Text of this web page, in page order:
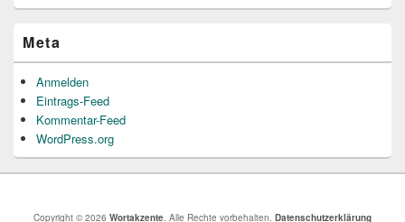
Meta
Anmelden
Eintrags-Feed
Kommentar-Feed
WordPress.org
Copyright © 2026 Wortakzente. Alle Rechte vorbehalten. Datenschutzerklärung